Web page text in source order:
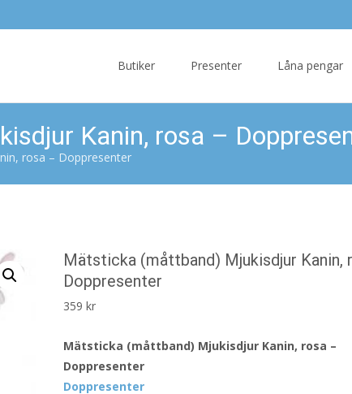
Butiker Presenter Låna pengar
Kanin, rosa –
rosa – Doppresenter
Mätsticka (måttband) Mjukisdjur Kanin,
Doppresenter
359kr
Mätsticka (måttband) Mjukisdjur Kanin, rosa –
Doppresenter
Doppresenter